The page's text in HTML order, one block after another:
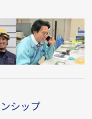
シップ